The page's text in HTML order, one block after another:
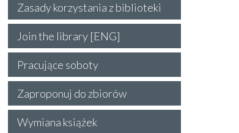
Zasady korzystania z biblioteki
Join the library [ENG]
Pracujące soboty
Zaproponuj do zbiorów
Wymiana książek